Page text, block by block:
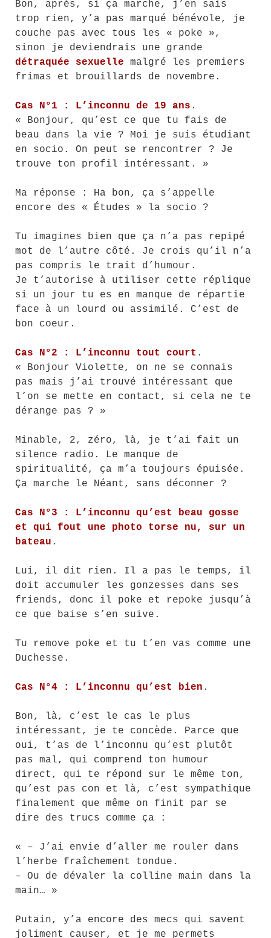
Bon, après, si ça marche, j’en sais
trop rien, y’a pas marqué bénévole, je
couche pas avec tous les « poke »,
sinon je deviendrais une grande
détraquée sexuelle malgré les premiers
frimas et brouillards de novembre.
Cas N°1 : L’inconnu de 19 ans .
« Bonjour, qu’est ce que tu fais de
beau dans la vie ? Moi je suis étudiant
en socio. On peut se rencontrer ? Je
trouve ton profil intéressant. »
Ma réponse : Ha bon, ça s’appelle
encore des « Études » la socio ?
Tu imagines bien que ça n’a pas repipé
mot de l’autre côté. Je crois qu’il n’a
pas compris le trait d’humour.
Je t’autorise à utiliser cette réplique
si un jour tu es en manque de répartie
face à un lourd ou assimilé. C’est de
bon coeur.
Cas N°2 : L’inconnu tout court .
« Bonjour Violette, on ne se connais
pas mais j’ai trouvé intéressant que
l’on se mette en contact, si cela ne te
dérange pas ? »
Minable, 2, zéro, là, je t’ai fait un
silence radio. Le manque de
spiritualité, ça m’a toujours épuisée.
Ça marche le Néant, sans déconner ?
Cas N°3 : L’inconnu qu’est beau gosse
et qui fout une photo torse nu, sur un
bateau .
Lui, il dit rien. Il a pas le temps, il
doit accumuler les gonzesses dans ses
friends, donc il poke et repoke jusqu’à
ce que baise s’en suive.
Tu remove poke et tu t’en vas comme une
Duchesse.
Cas N°4 : L’inconnu qu’est bien .
Bon, là, c’est le cas le plus
intéressant, je te concède. Parce que
oui, t’as de l’inconnu qu’est plutôt
pas mal, qui comprend ton humour
direct, qui te répond sur le même ton,
qu’est pas con et là, c’est sympathique
finalement que même on finit par se
dire des trucs comme ça :
« – J’ai envie d’aller me rouler dans
l’herbe fraîchement tondue.
– Ou de dévaler la colline main dans la
main… »
Putain, y’a encore des mecs qui savent
joliment causer, et je me permets